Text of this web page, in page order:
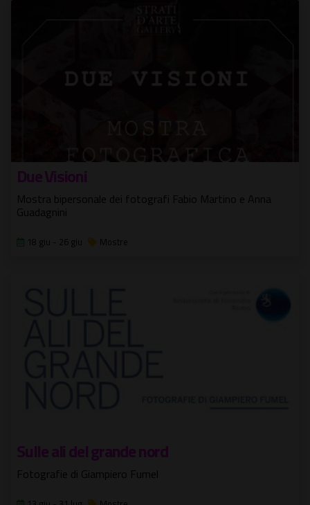
Due Visioni
Mostra bipersonale dei fotografi Fabio Martino e Anna
Guadagnini
18 giu - 26 giu Mostre
Sulle ali del grande nord
Fotografie di Giampiero Fumel